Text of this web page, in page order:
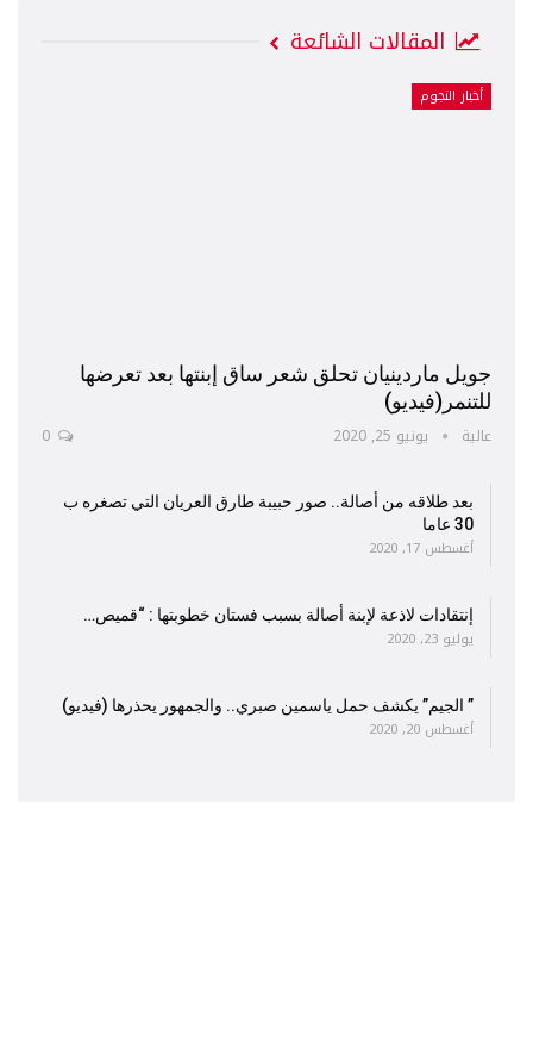
المقالات الشائعة
أخبار النجوم
جويل ماردينيان تحلق شعر ساق إبنتها بعد تعرضها
للتنمر(فيديو)
عالية يونيو 25, 2020
بعد طلاقه من أصالة.. صور حبيبة طارق العريان التي تصغره ب
30 عاما
أغسطس 17, 2020
إنتقادات لاذعة لإبنة أصالة بسبب فستان خطوبتها : “قميص…
يوليو 23, 2020
” الجيم” يكشف حمل ياسمين صبري.. والجمهور يحذرها (فيديو)
أغسطس 20, 2020